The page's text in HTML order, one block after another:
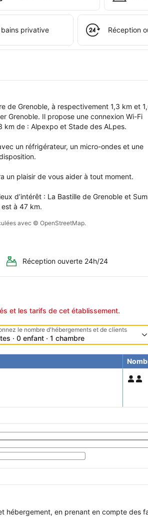
bains privative Réception
de Grenoble, à respectivement 1,3 km et
Grenoble. Il propose une connexion Wi-Fi
de : Alpexpo et Stade des ALpes.
un réfrigérateur, un micro-ondes et une
un plaisir de vous aider à tout moment.
d’intérêt : La Bastille de Grenoble et
à 47 km.
avec © OpenStreetMap.
Réception ouverte 24h/24
et les tarifs de cet établissement.
le nombre d'hébergements et de clients
· 0 enfant · 1 chambre
hébergement, en prenant en compte des